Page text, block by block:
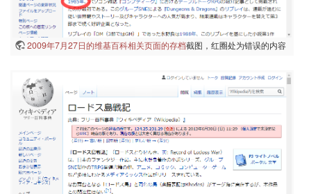
2009年7月27日的维基百科相关页面的存档截图，红圈处为错误的内容